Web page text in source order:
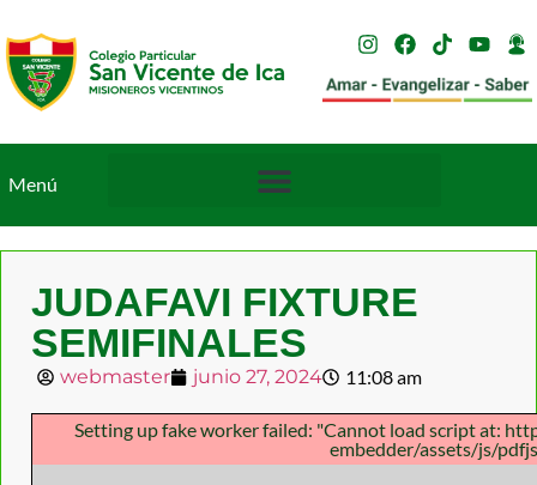
Menú
JUDAFAVI FIXTURE
SEMIFINALES
webmaster junio 27, 2024 11:08 am
Setting up fake worker failed: "Cannot load script at:
embedder/assets/js/